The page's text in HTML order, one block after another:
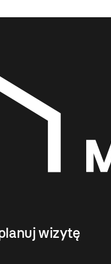
wizytę